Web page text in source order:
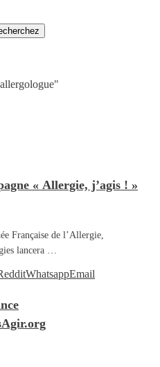
« Allergie, j’agis ! »
Française de l’Allergie,
lancera …
WhatsappEmail